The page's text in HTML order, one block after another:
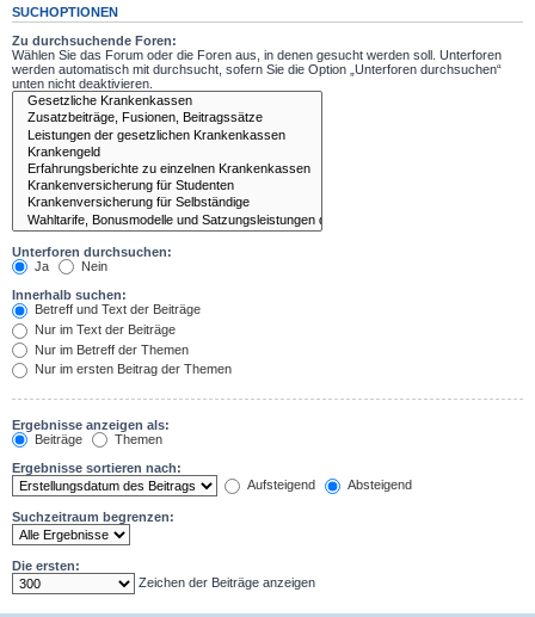
SUCHOPTIONEN
Zu durchsuchende Foren:
Wählen Sie das Forum oder die Foren aus, in denen gesucht werden soll. Unterforen
werden automatisch mit durchsucht, sofern Sie die Option „Unterforen durchsuchen“
unten nicht deaktivieren.
Unterforen durchsuchen:
Ja
Nein
Innerhalb suchen:
Betreff und Text der Beiträge
Nur im Text der Beiträge
Nur im Betreff der Themen
Nur im ersten Beitrag der Themen
Ergebnisse anzeigen als:
Beiträge
Themen
Ergebnisse sortieren nach:
Aufsteigend
Absteigend
Suchzeitraum begrenzen:
Die ersten:
Zeichen der Beiträge anzeigen